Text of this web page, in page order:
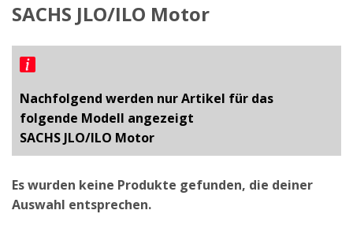
SACHS JLO/ILO Motor
Nachfolgend werden nur Artikel für das
folgende Modell angezeigt
SACHS JLO/ILO Motor
Es wurden keine Produkte gefunden, die deiner
Auswahl entsprechen.